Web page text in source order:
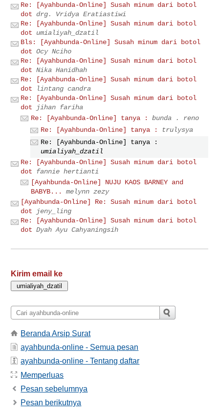
Re: [Ayahbunda-Online] Susah minum dari botol
dot drg. Vridya Eratiastiwi
Re: [Ayahbunda-Online] Susah minum dari botol
dot
umialiyah_dzatil
Bls: [Ayahbunda-Online] Susah minum dari botol
dot Ocy Nciho
Re: [Ayahbunda-Online] Susah minum dari botol
dot Nika Hanidhah
Re: [Ayahbunda-Online] Susah minum dari botol
dot
lintang candra
Re: [Ayahbunda-Online] Susah minum dari botol
dot
jihan fariha
Re: [Ayahbunda-Online] tanya :
bunda . reno
Re: [Ayahbunda-Online] tanya :
trulysya
Re: [Ayahbunda-Online] tanya :
umialiyah_dzatil
Re: [Ayahbunda-Online] Susah minum dari botol
dot
fannie hertianti
[Ayahbunda-Online] NUJU KAOS BARNEY and
BABYB...
melynn zezy
[Ayahbunda-Online] Re: Susah minum dari botol
dot
jeny_ling
Re: [Ayahbunda-Online] Susah minum dari botol
dot Dyah Ayu Cahyaningsih
Kirim email ke
Beranda Arsip Surat
ayahbunda-online - Semua pesan
ayahbunda-online - Tentang daftar
Memperluas
Pesan sebelumnya
Pesan berikutnya